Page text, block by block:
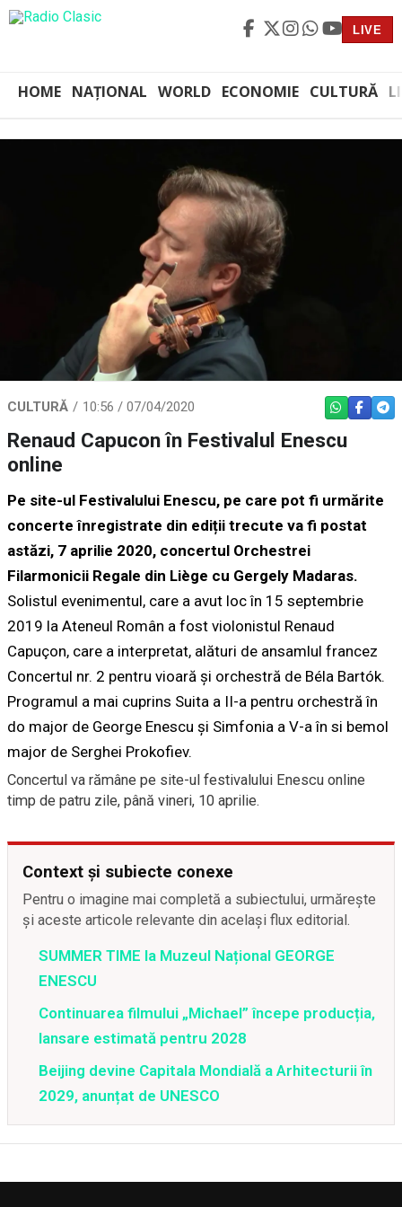
LIVE
HOME NAȚIONAL WORLD ECONOMIE CULTURĂ
CULTURĂ 10:56 / 07/04/2020 WHATSAPP
Renaud Capucon în Festivalul Enescu
online
Pe site-ul Festivalului Enescu, pe care pot fi urmărite
concerte înregistrate din ediții trecute va fi postat
astăzi, 7 aprilie 2020, concertul Orchestrei
Filarmonicii Regale din Liège cu Gergely Madaras.
Solistul evenimentul, care a avut loc în 15 septembrie
2019 la Ateneul Român a fost violonistul Renaud
Capuçon, care a interpretat, alături de ansamlul francez
Concertul nr. 2 pentru vioară și orchestră de Béla Bartók.
Programul a mai cuprins Suita a II-a pentru orchestră în
do major de George Enescu și Simfonia a V-a în si bemol
major de Serghei Prokofiev.
Concertul va rămâne pe site-ul festivalului Enescu online
timp de patru zile, până vineri, 10 aprilie.
Context și subiecte conexe
Pentru o imagine mai completă a subiectului, urmărește
și aceste articole relevante din același flux editorial.
SUMMER TIME la Muzeul Național GEORGE
ENESCU
Continuarea filmului „Michael” începe producția,
lansare estimată pentru 2028
Beijing devine Capitala Mondială a Arhitecturii în
2029, anunțat de UNESCO